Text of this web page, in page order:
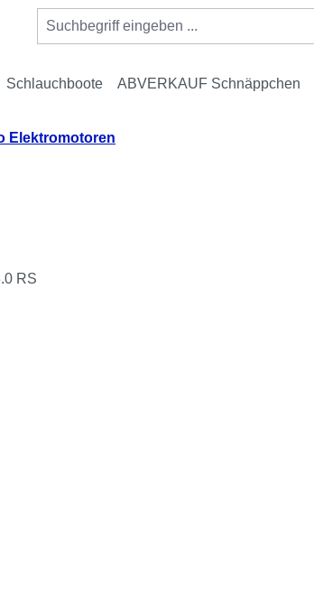
Schlauchboote ABVERKAUF Schnäppchen
Elektromotoren